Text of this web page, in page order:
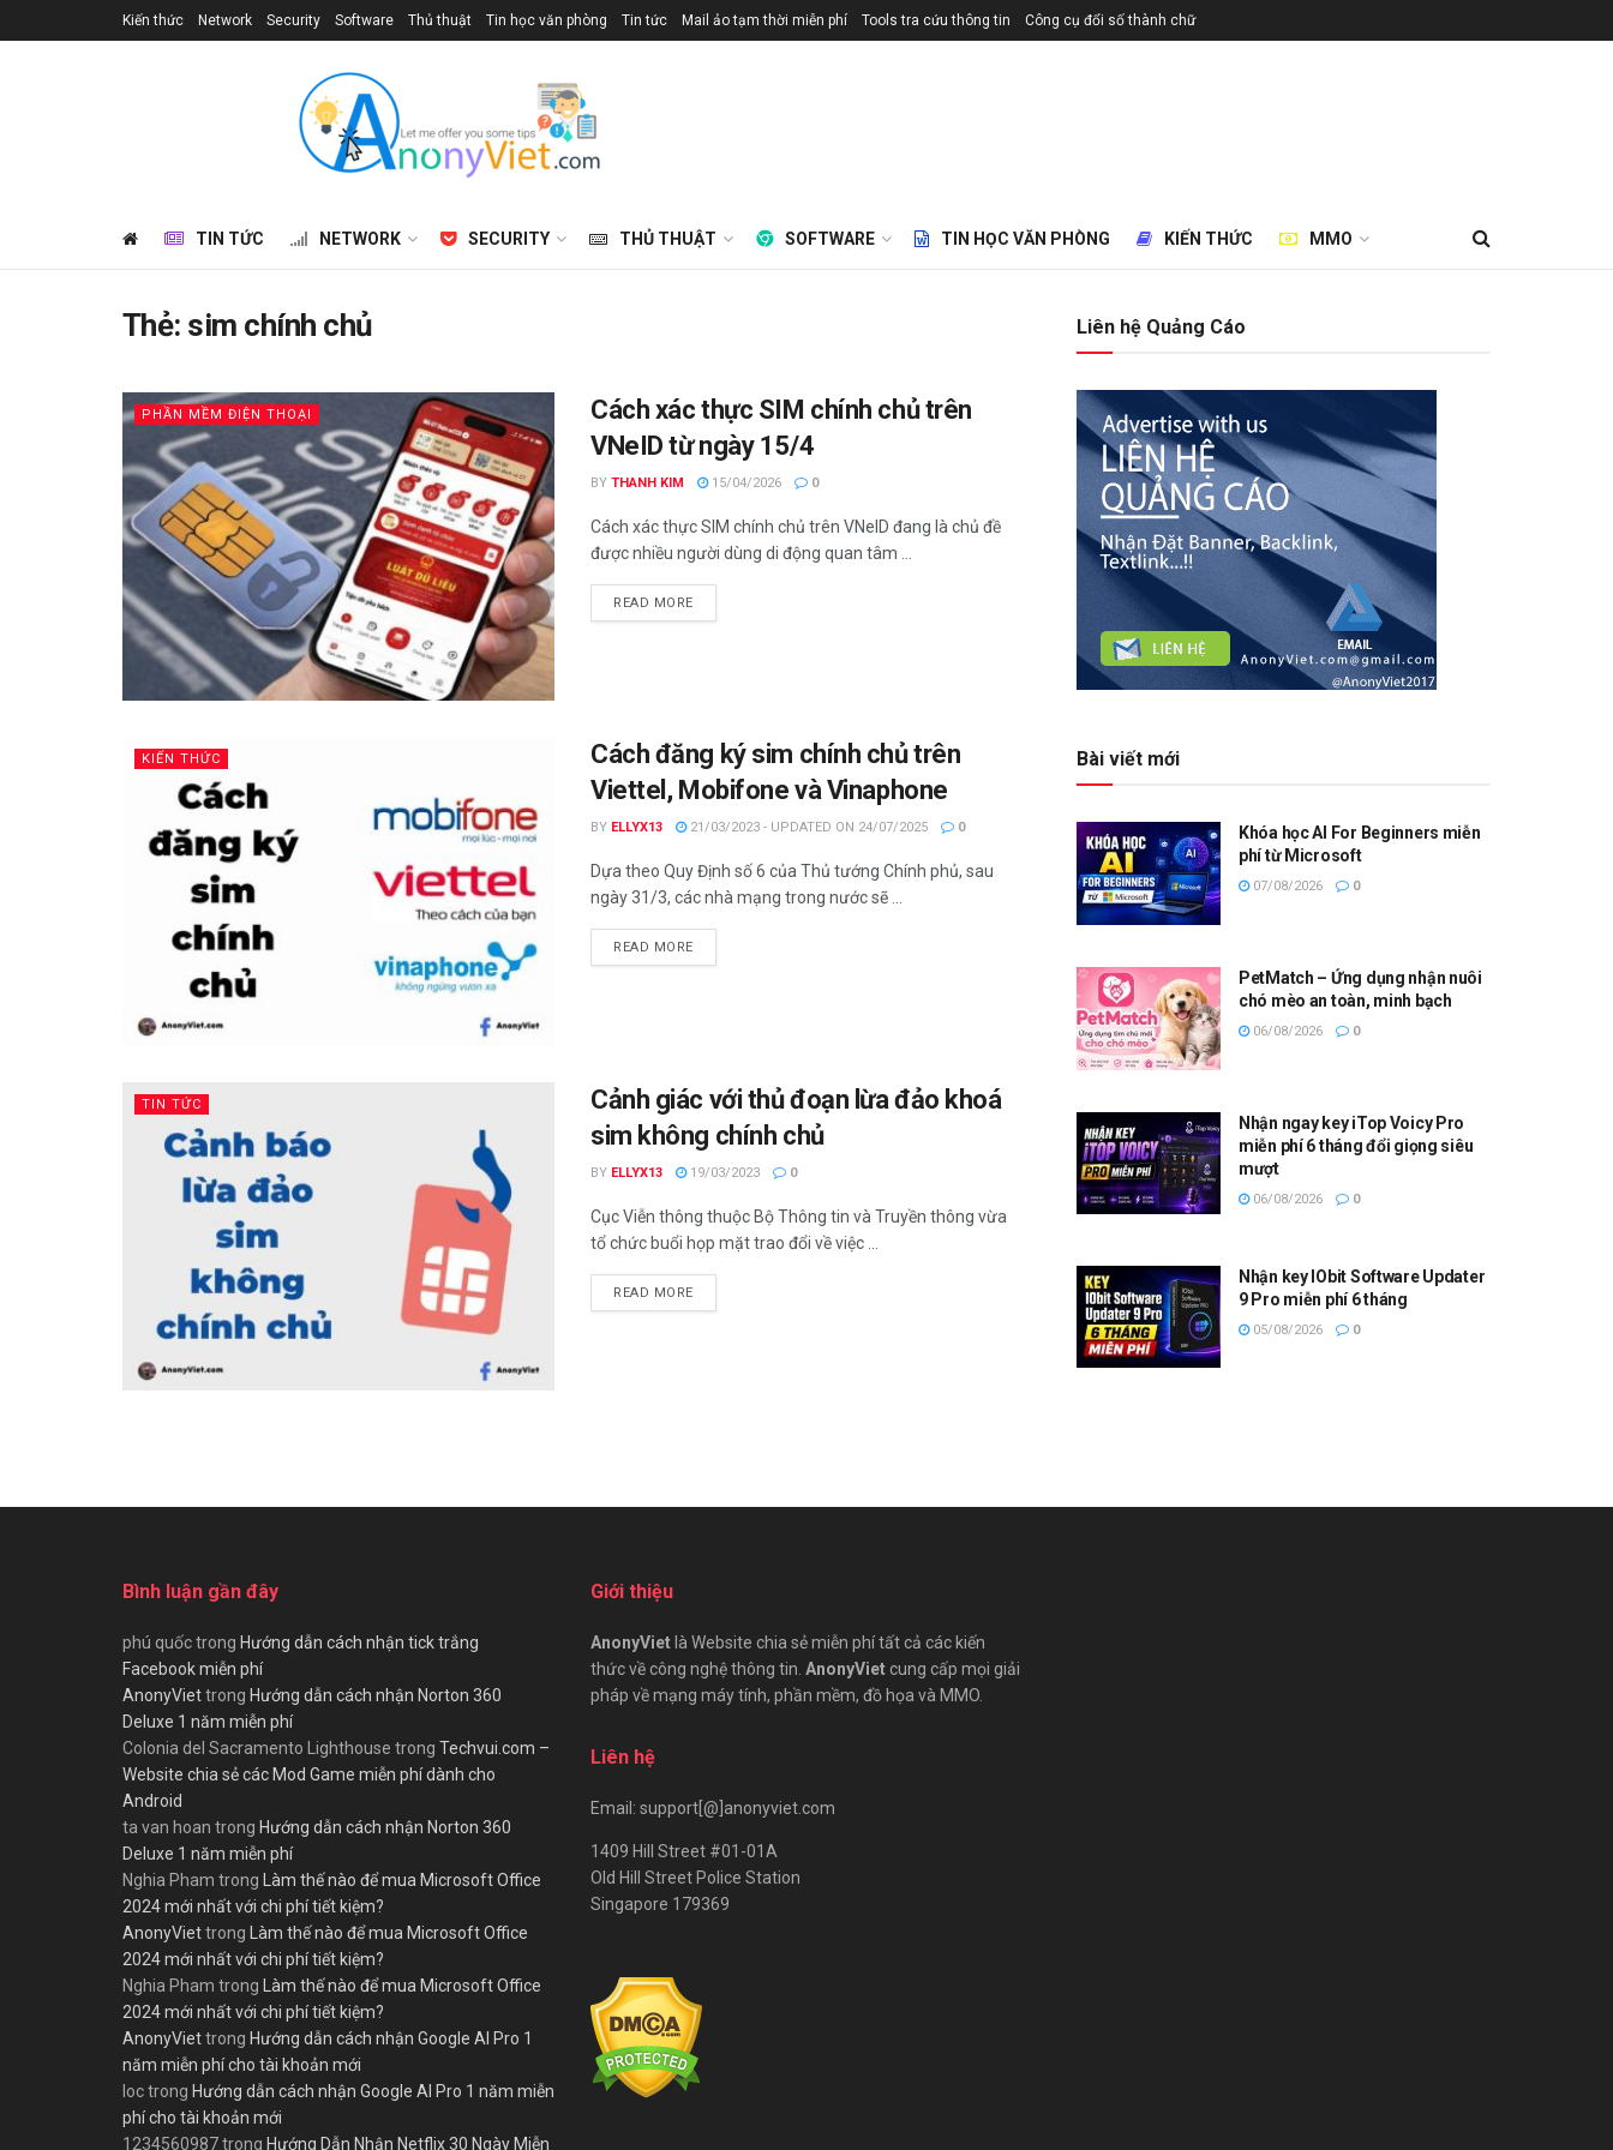
Kiến thức Network Security Software Thủ thuật Tin học văn phòng Tin tức Mail ảo tạm thời miễn phí Tools tra cứu thông tin Công cụ đổi số thành chữ
TIN TỨC NETWORK SECURITY THỦ THUẬT SOFTWARE TIN HỌC VĂN PHÒNG KIẾN THỨC MMO
Thẻ: sim chính chủ
PHẦN MỀM ĐIỆN THOẠI
Cách xác thực SIM chính chủ trên
VNeID từ ngày 15/4
BY THANH KIM 15/04/2026 0
Cách xác thực SIM chính chủ trên VNeID đang là chủ đề
được nhiều người dùng di động quan tâm ...
READ MOREDETAILS
KIẾN THỨC
Cách đăng ký sim chính chủ trên
Viettel, Mobifone và Vinaphone
BY ELLYX13 21/03/2023 - UPDATED ON 24/07/2025 0
Dựa theo Quy Định số 6 của Thủ tướng Chính phủ, sau
ngày 31/3, các nhà mạng trong nước sẽ ...
READ MOREDETAILS
TIN TỨC
Cảnh giác với thủ đoạn lừa đảo khoá
sim không chính chủ
BY ELLYX13 19/03/2023 0
Cục Viễn thông thuộc Bộ Thông tin và Truyền thông vừa
tổ chức buổi họp mặt trao đổi về việc ...
READ MOREDETAILS
Liên hệ Quảng Cáo
Bài viết mới
Khóa học AI For Beginners miễn
phí từ Microsoft
07/08/2026 0
PetMatch – Ứng dụng nhận nuôi
chó mèo an toàn, minh bạch
06/08/2026 0
Nhận ngay key iTop Voicy Pro
miễn phí 6 tháng đổi giọng siêu
mượt
06/08/2026 0
Nhận key IObit Software Updater
9 Pro miễn phí 6 tháng
05/08/2026 0
Bình luận gần đây
phú quốctrong Hướng dẫn cách nhận tick trắng
Facebook miễn phí
AnonyViettrong Hướng dẫn cách nhận Norton 360
Deluxe 1 năm miễn phí
Colonia del Sacramento Lighthouse trong Techvui.com –
Website chia sẻ các Mod Game miễn phí dành cho
Android
ta van hoan trong Hướng dẫn cách nhận Norton 360
Deluxe 1 năm miễn phí
Nghia Pham trong Làm thế nào để mua Microsoft Office
2024 mới nhất với chi phí tiết kiệm?
AnonyViettrong Làm thế nào để mua Microsoft Office
2024 mới nhất với chi phí tiết kiệm?
Nghia Pham trong Làm thế nào để mua Microsoft Office
2024 mới nhất với chi phí tiết kiệm?
AnonyViettrong Hướng dẫn cách nhận Google AI Pro 1
năm miễn phí cho tài khoản mới
loctrong Hướng dẫn cách nhận Google AI Pro 1 năm miễn
phí cho tài khoản mới
1234560987trong Hướng Dẫn Nhận Netflix 30 Ngày Miễn
Giới thiệu
AnonyViet là Website chia sẻ miễn phí tất cả các kiến
thức về công nghệ thông tin. AnonyViet cung cấp mọi giải
pháp về mạng máy tính, phần mềm, đồ họa và MMO.
Liên hệ
Email: support[@]anonyviet.com
1409 Hill Street #01-01A
Old Hill Street Police Station
Singapore 179369